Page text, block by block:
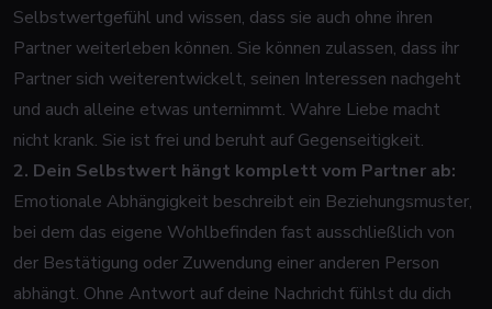
Selbstwertgefühl und wissen, dass sie auch ohne ihren
Partner weiterleben können. Sie können zulassen, dass ihr
Partner sich weiterentwickelt, seinen Interessen nachgeht
und auch alleine etwas unternimmt. Wahre Liebe macht
nicht krank. Sie ist frei und beruht auf Gegenseitigkeit.
2. Dein Selbstwert hängt komplett vom Partner ab:
Emotionale Abhängigkeit beschreibt ein Beziehungsmuster,
bei dem das eigene Wohlbefinden fast ausschließlich von
der Bestätigung oder Zuwendung einer anderen Person
abhängt. Ohne Antwort auf deine Nachricht fühlst du dich